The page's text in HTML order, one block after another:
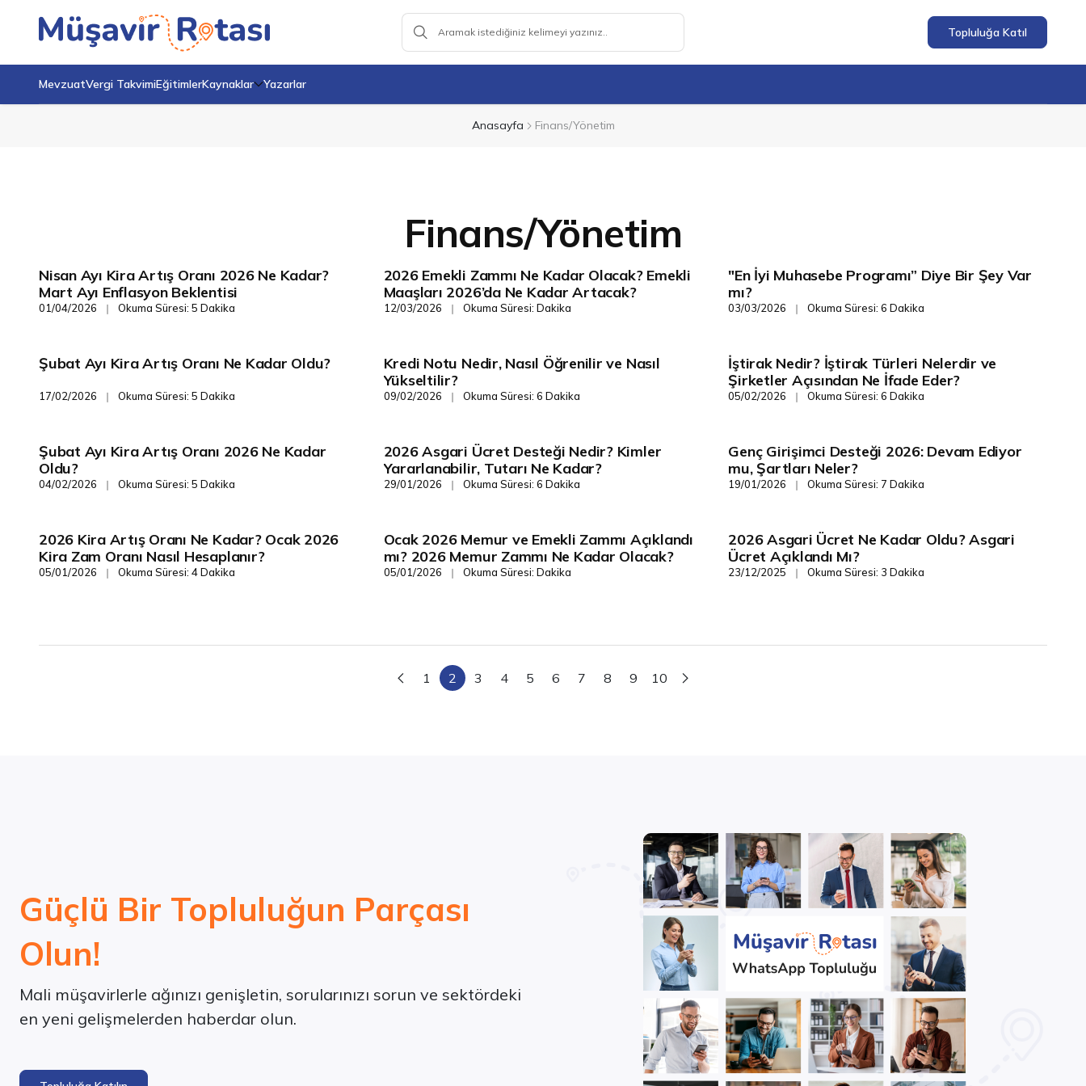
Topluluğa Katıl
MevzuatVergi TakvimiEğitimlerKaynaklar Yazarlar
Anasayfa Finans/Yönetim
Finans/Yönetim
Finans/Yönetim
Nisan Ayı Kira Artış Oranı 2026 Ne Kadar?
Mart Ayı Enflasyon Beklentisi
01/04/2026 ❘ Okuma Süresi: 5 Dakika
Finans/Yönetim
2026 Emekli Zammı Ne Kadar Olacak? Emekli
Maaşları 2026’da Ne Kadar Artacak?
12/03/2026 ❘ Okuma Süresi: Dakika
Finans/Yönetim
"En İyi Muhasebe Programı” Diye Bir Şey Var
mı?
03/03/2026 ❘ Okuma Süresi: 6 Dakika
Finans/Yönetim
Şubat Ayı Kira Artış Oranı Ne Kadar Oldu?
17/02/2026 ❘ Okuma Süresi: 5 Dakika
Finans/Yönetim
Kredi Notu Nedir, Nasıl Öğrenilir ve Nasıl
Yükseltilir?
09/02/2026 ❘ Okuma Süresi: 6 Dakika
Finans/Yönetim
İştirak Nedir? İştirak Türleri Nelerdir ve
Şirketler Açısından Ne İfade Eder?
05/02/2026 ❘ Okuma Süresi: 6 Dakika
Finans/Yönetim
Şubat Ayı Kira Artış Oranı 2026 Ne Kadar
Oldu?
04/02/2026 ❘ Okuma Süresi: 5 Dakika
Finans/Yönetim
2026 Asgari Ücret Desteği Nedir? Kimler
Yararlanabilir, Tutarı Ne Kadar?
29/01/2026 ❘ Okuma Süresi: 6 Dakika
Finans/Yönetim
Genç Girişimci Desteği 2026: Devam Ediyor
mu, Şartları Neler?
19/01/2026 ❘ Okuma Süresi: 7 Dakika
Finans/Yönetim
2026 Kira Artış Oranı Ne Kadar? Ocak 2026
Kira Zam Oranı Nasıl Hesaplanır?
05/01/2026 ❘ Okuma Süresi: 4 Dakika
Finans/Yönetim
Ocak 2026 Memur ve Emekli Zammı Açıklandı
mı? 2026 Memur Zammı Ne Kadar Olacak?
05/01/2026 ❘ Okuma Süresi: Dakika
Finans/Yönetim
2026 Asgari Ücret Ne Kadar Oldu? Asgari
Ücret Açıklandı Mı?
23/12/2025 ❘ Okuma Süresi: 3 Dakika
1 2 3 4 5 6 7 8 9 10
Güçlü Bir Topluluğun Parçası
Olun!
Mali müşavirlerle ağınızı genişletin, sorularınızı sorun ve sektördeki
en yeni gelişmelerden haberdar olun.